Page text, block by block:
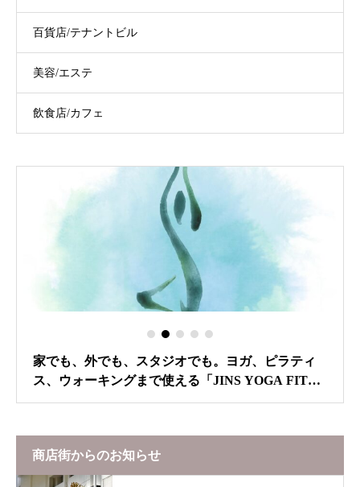
百貨店/テナントビル
美容/エステ
飲食店/カフェ
家でも、外でも、スタジオでも。ヨガ、ピラティ
ス、ウォーキングまで使える「JINS YOGA FIT」
発売！
商店街からのお知らせ